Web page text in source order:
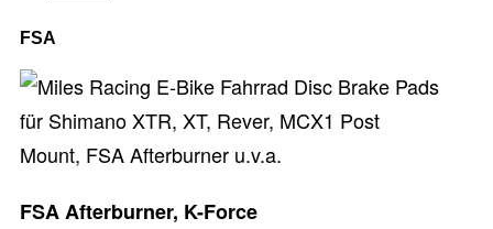
FSA
FSA Afterburner, K-Force